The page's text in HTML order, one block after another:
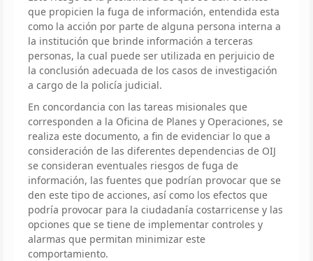
que propicien la fuga de información, entendida esta
como la acción por parte de alguna persona interna a
la institución que brinde información a terceras
personas, la cual puede ser utilizada en perjuicio de
la conclusión adecuada de los casos de investigación
a cargo de la policía judicial.
En concordancia con las tareas misionales que
corresponden a la Oficina de Planes y Operaciones, se
realiza este documento, a fin de evidenciar lo que a
consideración de las diferentes dependencias de OIJ
se consideran eventuales riesgos de fuga de
información, las fuentes que podrían provocar que se
den este tipo de acciones, así como los efectos que
podría provocar para la ciudadanía costarricense y las
opciones que se tiene de implementar controles y
alarmas que permitan minimizar este
comportamiento.